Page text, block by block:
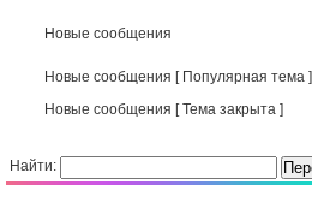
Новые сообщения
Новые сообщения [ Популярная тема ]
Новые сообщения [ Тема закрыта ]
Найти: